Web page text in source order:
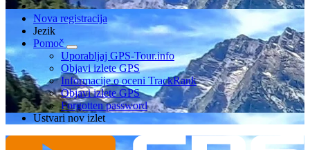
Nova registracija
Jezik
Pomoč
Uporabljaj GPS-Tour.info
Objavi izlete GPS
Informacije o oceni TrackRank
Objavi izlete GPS
Forgotten password
Ustvari nov izlet